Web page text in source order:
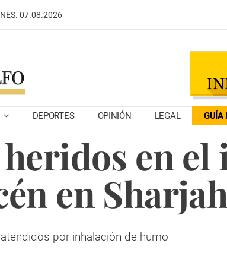
07.08.2026
DEPORTES OPINIÓN LEGAL GUÍA
en el
en
por inhalación de humo